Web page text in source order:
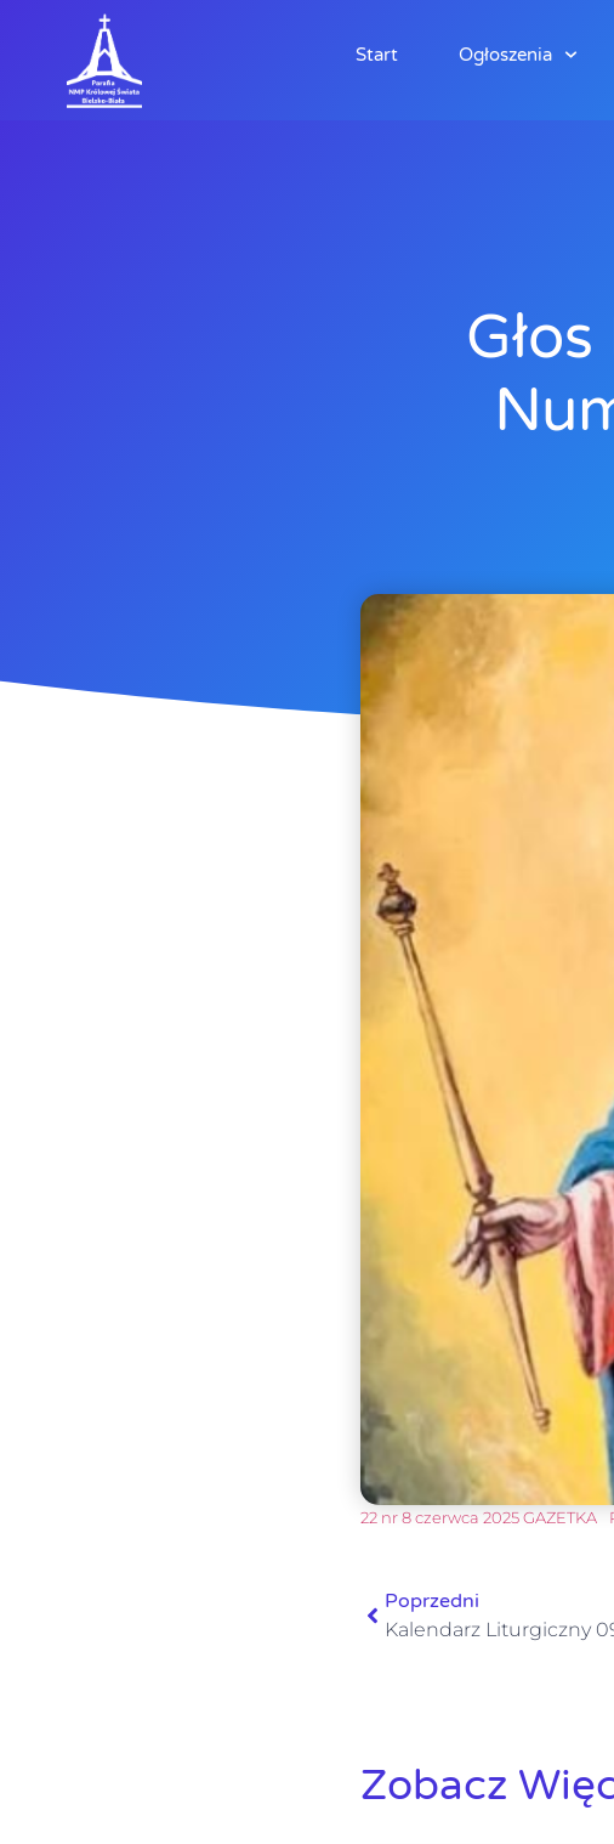
Start Ogłoszenia
22 nr 8 czerwca 2025 GAZETKA
Poprzedni
Kalendarz Liturgiczny
Zobacz